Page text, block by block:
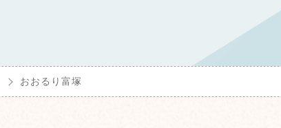
おおるり富塚